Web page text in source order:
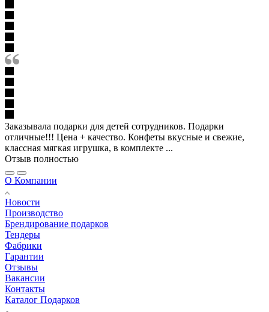
Заказывала подарки для детей сотрудников. Подарки
отличные!!! Цена + качество. Конфеты вкусные и свежие,
классная мягкая игрушка, в комплекте ...
Отзыв полностью
О Компании
Новости
Производство
Брендирование подарков
Тендеры
Фабрики
Гарантии
Отзывы
Вакансии
Контакты
Каталог Подарков